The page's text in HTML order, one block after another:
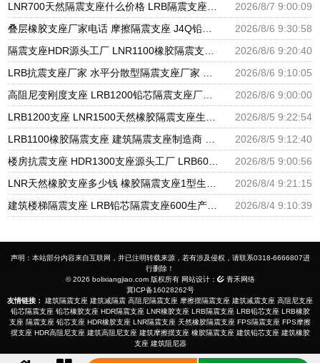
LNR700天然隔震支座什么价格 LRB隔震支座800(II型)源头工厂 建筑减震支座生产厂家
2026/8/7 9:00:09
叠层橡胶支座厂家电话 摩擦隔震支座 J4Q铅芯橡胶隔震支座厂家
2026/8/6 9:30:58
隔震支座HDR源头工厂 LNR1100橡胶隔震支座生产加工 橡胶隔震支座哪里便宜
2026/8/6 9:20:40
LRB抗震支座厂家 水平分散型隔震支座厂家 建筑隔震支座橡胶隔震支座
2026/8/6 9:10:05
高阻尼变刚度支座 LRB1200铅芯隔震支座厂家电话 LNR600建筑隔震支座厂家电话
2026/8/6 9:00:00
LRB1200支座 LNR1500天然橡胶隔震支座生产厂家 LRB900铅芯隔震支座多少钱
2026/8/5 9:22:54
LRB1100橡胶隔震支座 建筑隔震支座制造商 天然橡胶隔震支座LNR900厂家
2026/8/5 9:12:40
楼房抗震支座 HDR1300支座源头工厂 LRB600的隔震支座生产厂家
2026/8/5 9:00:56
LNR天然橡胶支座多少钱 橡胶隔震支座1型生产厂家 建筑楼梯减震支座生产厂家
2026/8/4 9:21:15
建筑楼梯隔震支座 LRB铅芯隔震支座600生产厂家 建筑圆形铅芯橡胶隔震支座源头工厂
2026/8/4 9:10:39
声明：本站部分内容来自互联网，并已注明转载来源，若有涉及侵权，请联系0318-6666807进
行删除！
© 2026 bolixiangjiao.com 版权所有 网站设计：
青禾网络
冀ICP备16028262号
友情链接：
建筑隔震支座 建筑减隔震 高阻尼隔震支座 摩擦摆隔震支座 建筑减震支座 高阻尼支座
铅芯隔震支座 铅芯橡胶支座 HDR隔震支座 LNR橡胶支座 LRB隔震支座 LRB铅芯支座 LRB橡胶
支座 隔震支座 铅芯支座 HDR橡胶支座 LNR隔震支座 天然橡胶隔震支座 FPS隔震支座 FPS摩擦
摆支座 HDR高阻尼支座 建筑高阻尼支座 建筑摩擦摆支座 橡胶隔震支座 建筑铅芯支座 建筑橡胶
支座 建筑阻尼器